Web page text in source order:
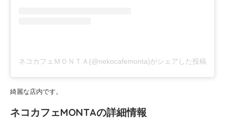
ネコカフェＭＯＮＴＡ(@nekocafemonta)がシェアした投稿
綺麗な店内です。
ネコカフェMONTAの詳細情報